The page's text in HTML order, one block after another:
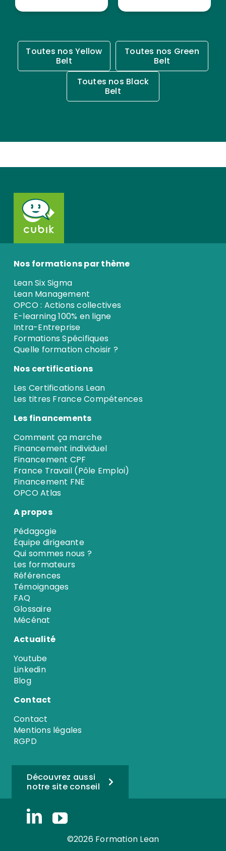
Toutes nos Yellow
Belt
Toutes nos Green
Belt
Toutes nos Black
Belt
Nos formations par thème
Lean Six Sigma
Lean Management
OPCO : Actions collectives
E-learning 100% en ligne
Intra-Entreprise
Formations Spécifiques
Quelle formation choisir ?
Nos certifications
Les Certifications Lean
Les titres France Compétences
Les financements
Comment ça marche
Financement individuel
Financement CPF
France Travail (Pôle Emploi)
Financement FNE
OPCO Atlas
A propos
Pédagogie
Équipe dirigeante
Qui sommes nous ?
Les formateurs
Références
Témoignages
FAQ
Glossaire
Mécénat
Actualité
Youtube
Linkedin
Blog
Contact
Contact
Mentions légales
RGPD
Découvrez aussi
notre site conseil
©2026 Formation Lean